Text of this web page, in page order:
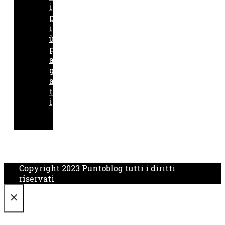
i
p
i
ù
p
a
g
a
t
i
Copyright 2023 Puntoblog tutti i diritti
riservati